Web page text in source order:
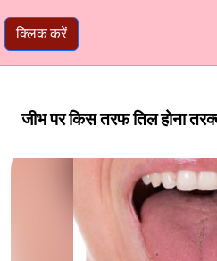
क्लिक करें
जीभ पर किस तरफ तिल होना